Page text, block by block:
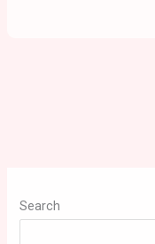
Search